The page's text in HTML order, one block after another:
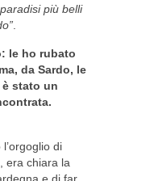
più belli
le ho rubato
da Sardo, le
stato un
di
era chiara la